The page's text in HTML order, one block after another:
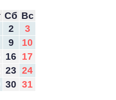
Сб Вс
2
3
9
10
16
17
23 24
30 31